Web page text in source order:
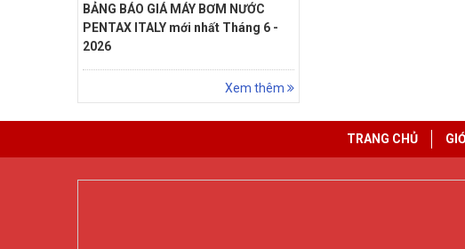
BẢNG BÁO GIÁ MÁY BƠM NƯỚC
PENTAX ITALY mới nhất Tháng 6 -
2026
Xem thêm
TRANG CHỦ